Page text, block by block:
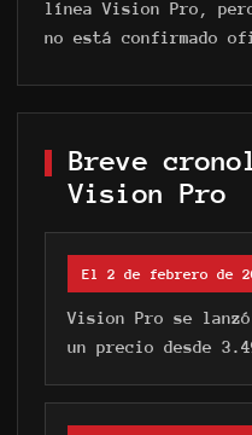
línea Vision Pro,
no está confirmado
Breve
Vision Pro
El 2 de febrero de
Vision Pro se lanzó
un precio desde